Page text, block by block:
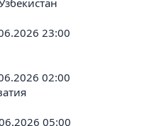
23:00
02:00
05:00